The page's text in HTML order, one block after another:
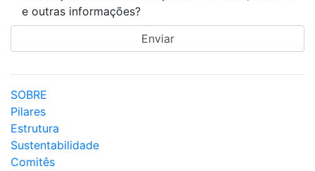
e outras informações?
SOBRE
Pilares
Estrutura
Sustentabilidade
Comitês